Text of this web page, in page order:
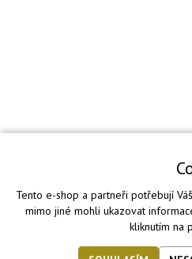
Tento e-shop a partneři potřebují Váš
mimo jiné mohli ukazovat
kliknutím na